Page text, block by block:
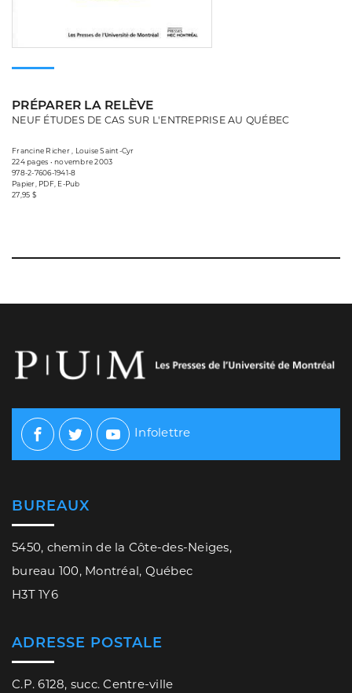
PRÉPARER LA RELÈVE
NEUF ÉTUDES DE CAS SUR L'ENTREPRISE AU QUÉBEC
Francine Richer , Louise Saint-Cyr
224 pages • novembre 2003
978-2-7606-1941-8
Papier, PDF, E-Pub
27,95 $
Facebook
TwitterYoutube
Infolettre
BUREAUX
5450, chemin de la Côte-des-Neiges,
bureau 100, Montréal, Québec
H3T 1Y6
ADRESSE POSTALE
C.P. 6128, succ. Centre-ville